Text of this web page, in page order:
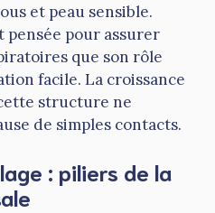
et peau sensible.
pour assurer
que son rôle
facile. La croissance
structure ne
de simples contacts.
: piliers de la